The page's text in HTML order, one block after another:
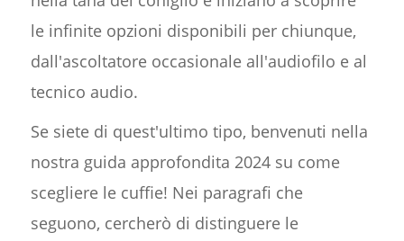
le infinite opzioni disponibili per chiunque,
dall'ascoltatore occasionale all'audiofilo e al
tecnico audio.
Se siete di quest'ultimo tipo, benvenuti nella
nostra guida approfondita 2024 su come
scegliere le cuffie! Nei paragrafi che
seguono, cercherò di distinguere le